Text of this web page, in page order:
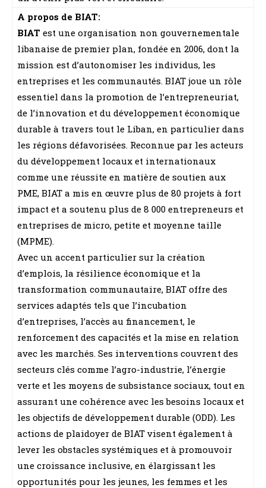
A propos de BIAT:
BIAT est une organisation non gouvernementale
libanaise de premier plan, fondée en 2006, dont la
mission est d’autonomiser les individus, les
entreprises et les communautés. BIAT joue un rôle
essentiel dans la promotion de l’entrepreneuriat,
de l’innovation et du développement économique
durable à travers tout le Liban, en particulier dans
les régions défavorisées. Reconnue par les acteurs
du développement locaux et internationaux
comme une réussite en matière de soutien aux
PME, BIAT a mis en œuvre plus de 80 projets à fort
impact et a soutenu plus de 8 000 entrepreneurs et
entreprises de micro, petite et moyenne taille
(MPME).
Avec un accent particulier sur la création
d’emplois, la résilience économique et la
transformation communautaire, BIAT offre des
services adaptés tels que l’incubation
d’entreprises, l’accès au financement, le
renforcement des capacités et la mise en relation
avec les marchés. Ses interventions couvrent des
secteurs clés comme l’agro-industrie, l’énergie
verte et les moyens de subsistance sociaux, tout en
assurant une cohérence avec les besoins locaux et
les objectifs de développement durable (ODD). Les
actions de plaidoyer de BIAT visent également à
lever les obstacles systémiques et à promouvoir
une croissance inclusive, en élargissant les
opportunités pour les jeunes, les femmes et les